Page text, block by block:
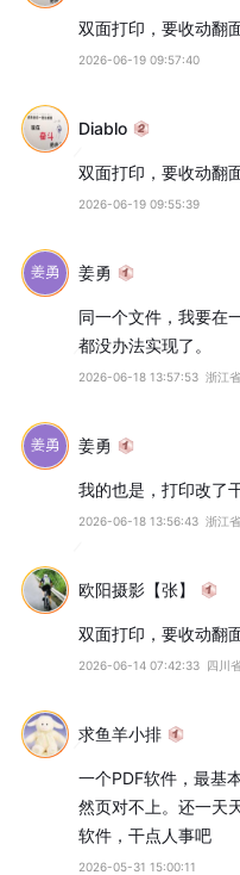
双面打印，要收动翻
2026-06-19 09:57:40
Diablo
双面打印，要收动翻
2026-06-19 09:55:39
姜勇
同一个文件，我要在
都没办法实现了。
2026-06-18 13:57:53 浙江省
姜勇
我的也是，打印改了
2026-06-18 13:56:43 浙江省
欧阳摄影【张】
双面打印，要收动翻
2026-06-14 07:42:33 四川
求鱼羊小排
一个PDF软件，最基
然页对不上。还一天
软件，干点人事吧
2026-05-31 15:00:11